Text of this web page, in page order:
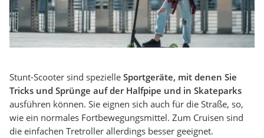
Stunt-Scooter sind spezielle Sportgeräte, mit denen Sie
Tricks und Sprünge auf der Halfpipe und in Skateparks
ausführen können. Sie eignen sich auch für die Straße, so,
wie ein normales Fortbewegungsmittel. Zum Cruisen sind
die einfachen Tretroller allerdings besser geeignet.